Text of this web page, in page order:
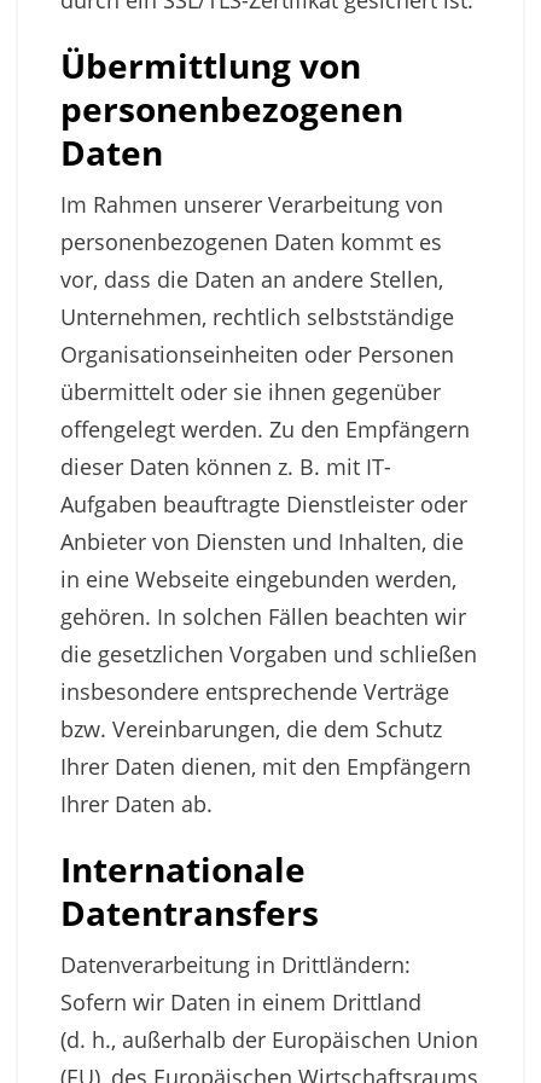
Übermittlung von
personenbezogenen
Daten
Im Rahmen unserer Verarbeitung von
personenbezogenen Daten kommt es
vor, dass die Daten an andere Stellen,
Unternehmen, rechtlich selbstständige
Organisationseinheiten oder Personen
übermittelt oder sie ihnen gegenüber
offengelegt werden. Zu den Empfängern
dieser Daten können z. B. mit IT-
Aufgaben beauftragte Dienstleister oder
Anbieter von Diensten und Inhalten, die
in eine Webseite eingebunden werden,
gehören. In solchen Fällen beachten wir
die gesetzlichen Vorgaben und schließen
insbesondere entsprechende Verträge
bzw. Vereinbarungen, die dem Schutz
Ihrer Daten dienen, mit den Empfängern
Ihrer Daten ab.
Internationale
Datentransfers
Datenverarbeitung in Drittländern:
Sofern wir Daten in einem Drittland
(d. h., außerhalb der Europäischen Union
(EU), des Europäischen Wirtschaftsraums